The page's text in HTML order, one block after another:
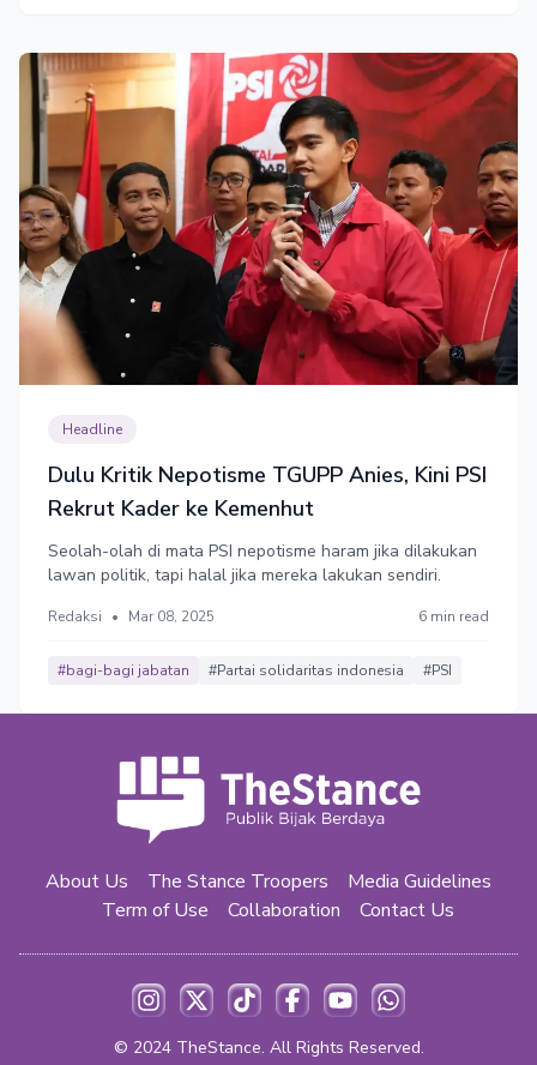
Headline
Dulu Kritik Nepotisme TGUPP Anies, Kini PSI
Rekrut Kader ke Kemenhut
Seolah-olah di mata PSI nepotisme haram jika dilakukan
lawan politik, tapi halal jika mereka lakukan sendiri.
Redaksi • Mar 08, 2025 6 min read
#bagi-bagi jabatan #Partai solidaritas indonesia #PSI
About Us The Stance Troopers
Media Guidelines
Term of Use
Collaboration Contact Us
© 2024 TheStance. All Rights Reserved.